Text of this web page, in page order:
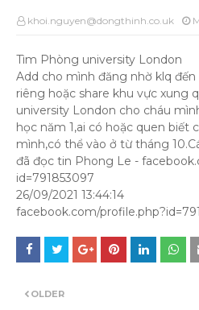
khoi.nguyen@dongthinh.co.uk
Tìm Phòng university London
Add cho mình đăng nhờ klq
riêng hoặc share khu vực xung
university London cho cháu
học năm 1,ai có hoặc quen biết
mình,có thể vào ở từ tháng
đã đọc tin Phong Le -
id=791853097
26/09/2021 13:44:14
facebook.com/
OLDER